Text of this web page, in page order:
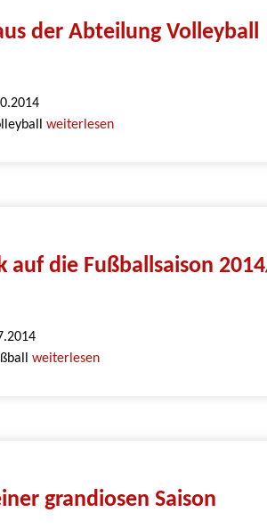
der Abteilung Volleyball
weiterlesen
auf die Fußballsaison
weiterlesen
grandiosen Saison